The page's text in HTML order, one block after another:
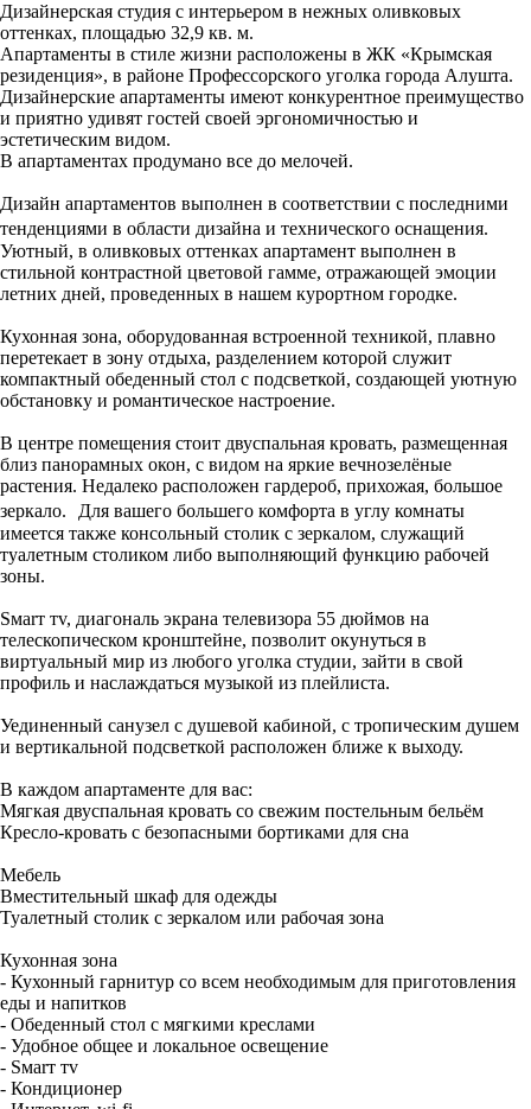
Дизайнерская студия с интерьером в нежных оливковых
оттенках, площадью 32,9 кв. м.
Апартаменты в стиле жизни расположены в ЖК «Крымская
резиденция», в районе Профессорского уголка города Алушта.
Дизайнерские апартаменты имеют конкурентное преимущество
и приятно удивят гостей своей эргономичностью и
эстетическим видом.
В апартаментах продумано все до мелочей.
Дизайн апартаментов выполнен в соответствии с последними
тенденциями в области дизайна и технического оснащения.
Уютный, в оливковых оттенках апартамент выполнен в
стильной контрастной цветовой гамме, отражающей эмоции
летних дней, проведенных в нашем курортном городке.
Кухонная зона, оборудованная встроенной техникой, плавно
перетекает в зону отдыха, разделением которой служит
компактный обеденный стол с подсветкой, создающей уютную
обстановку и романтическое настроение.
В центре помещения стоит двуспальная кровать, размещенная
близ панорамных окон, с видом на яркие вечнозелёные
растения. Недалеко расположен гардероб, прихожая, большое
зеркало. Для вашего большего комфорта в углу комнаты
имеется также консольный столик с зеркалом, служащий
туалетным столиком либо выполняющий функцию рабочей
зоны.
Sмаrт тv, диагональ экрана телевизора 55 дюймов на
телескопическом кронштейне, позволит окунуться в
виртуальный мир из любого уголка студии, зайти в свой
профиль и наслаждаться музыкой из плейлиста.
Уединенный санузел с душевой кабиной, с тропическим душем
и вертикальной подсветкой расположен ближе к выходу.
В каждом апартаменте для вас:
Мягкая двуспальная кровать со свежим постельным бельём
Кресло-кровать с безопасными бортиками для сна
Мебель
Вместительный шкаф для одежды
Туалетный столик с зеркалом или рабочая зона
Кухонная зона
- Кухонный гарнитур со всем необходимым для приготовления
еды и напитков
- Обеденный стол с мягкими креслами
- Удобное общее и локальное освещение
- Sмаrт тv
- Кондиционер